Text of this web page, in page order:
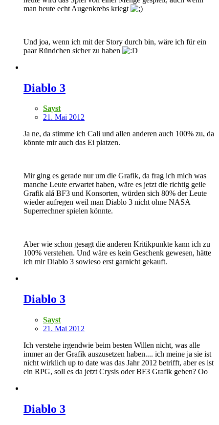
man heute echt Augenkrebs kriegt
Und joa, wenn ich mit der Story durch bin, wäre ich für ein
paar Ründchen sicher zu haben
Diablo 3
Sayst
21. Mai 2012
Ja ne, da stimme ich Cali und allen anderen auch 100% zu, da
könnte mir auch das Ei platzen.
Mir ging es gerade nur um die Grafik, da frag ich mich was
manche Leute erwartet haben, wäre es jetzt die richtig geile
Grafik alá BF3 und Konsorten, würden sich 80% der Leute
wieder aufregen weil man Diablo 3 nicht ohne NASA
Superrechner spielen könnte.
Aber wie schon gesagt die anderen Kritikpunkte kann ich zu
100% verstehen. Und wäre es kein Geschenk gewesen, hätte
ich mir Diablo 3 sowieso erst garnicht gekauft.
Diablo 3
Sayst
21. Mai 2012
Ich verstehe irgendwie beim besten Willen nicht, was alle
immer an der Grafik auszusetzen haben.... ich meine ja sie ist
nicht wirklich up to date was das Jahr 2012 betrifft, aber es ist
ein RPG, soll es da jetzt Crysis oder BF3 Grafik geben? Oo
Diablo 3